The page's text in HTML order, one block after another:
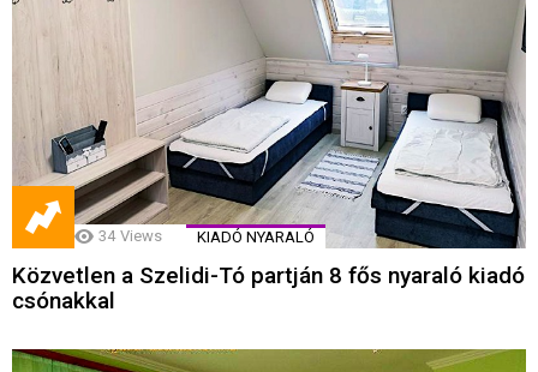
34 Views KIADÓ NYARALÓ
Közvetlen a Szelidi-Tó partján 8 fős nyaraló kiadó
csónakkal